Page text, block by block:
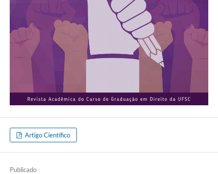
Artigo Científico
Publicado